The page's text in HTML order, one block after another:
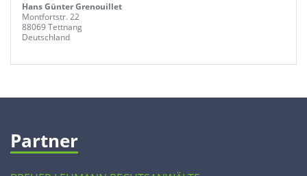
Hans Günter Grenouillet
Montfortstr. 22
88069 Tettnang
Deutschland
Partner